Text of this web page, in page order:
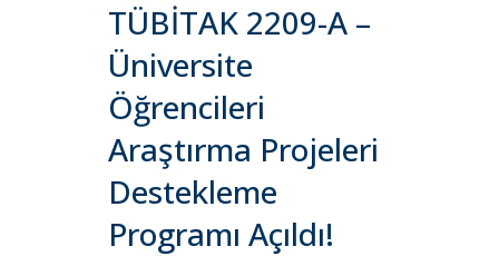
TÜBİTAK 2209-A –
Üniversite
Öğrencileri
Araştırma Projeleri
Destekleme
Programı Açıldı!